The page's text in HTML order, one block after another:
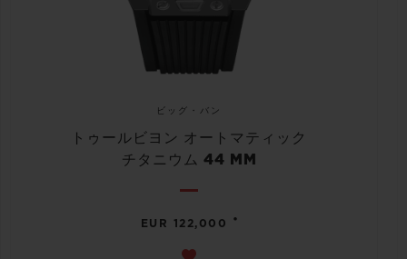
ビッグ・バン
トゥールビヨン オートマティック
チタニウム 44 MM
EUR 122,000 •